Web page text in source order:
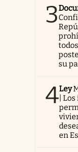
3
su
4Ley
|
en